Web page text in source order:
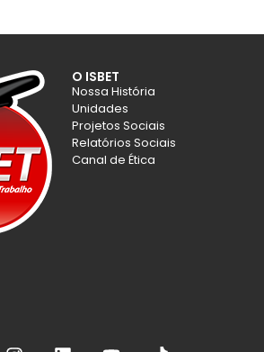
O ISBET
Nossa História
Unidades
Projetos Sociais
Relatórios Sociais
Canal de Ética